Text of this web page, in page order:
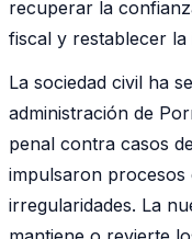
recuperar la
fiscal y restablecer la
La sociedad civil ha
administración de
penal contra casos
impulsaron procesos
irregularidades. La